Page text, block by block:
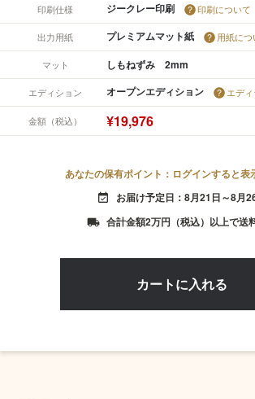
印刷仕様 ジークレー印刷 印刷について
出力用紙 プレミアムマット紙 用紙につ
マット しもねずみ 2mm
エディション オープンエディション エデ
金額（税込） ¥19,976
あなたの保有ポイント：ログインすると表
event_available お届け予定日：8月21日～8月
local_shipping 合計金額2万円（税込）以上で送